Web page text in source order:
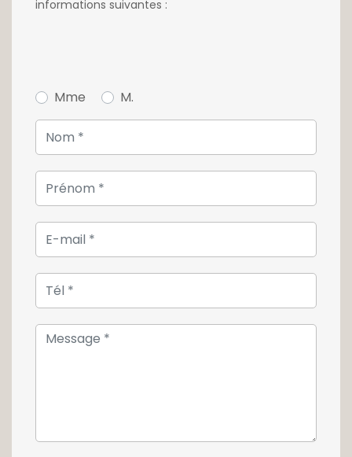
Un garage est disponible en supplément
pour 40.000€.
Pour toute information ou pour effectuer une
visite, contactez notre agence au +352 26 54
17 17.
informations suivantes :
Mme M.